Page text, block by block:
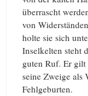
überrascht
von
holte sie sich
Inselkelten steht
guten Ruf. Er gilt
seine Zweige als
Fehlgeburten.